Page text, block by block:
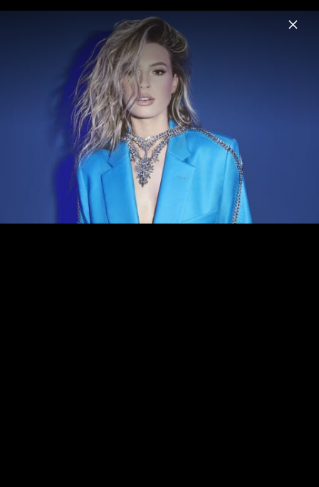
Menu
FLETCHER
News Musik Fotos
Pressebilder "Would You Still Love Me If
You Really Knew Me?"